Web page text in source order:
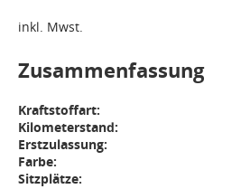
inkl. Mwst.
Zusammenfassung
Kraftstoffart:
Kilometerstand:
Erstzulassung:
Farbe:
Sitzplätze: